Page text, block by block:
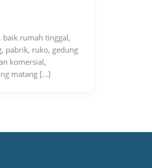
baik rumah tinggal,
pabrik, ruko, gedung
komersial,
matang […]